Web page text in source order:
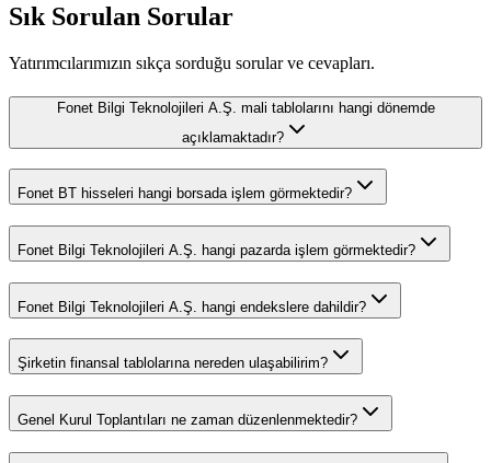
Sık Sorulan Sorular
Yatırımcılarımızın sıkça sorduğu sorular ve cevapları.
Fonet Bilgi Teknolojileri A.Ş. mali tablolarını hangi dönemde
açıklamaktadır?
Fonet BT hisseleri hangi borsada işlem görmektedir?
Fonet Bilgi Teknolojileri A.Ş. hangi pazarda işlem görmektedir?
Fonet Bilgi Teknolojileri A.Ş. hangi endekslere dahildir?
Şirketin finansal tablolarına nereden ulaşabilirim?
Genel Kurul Toplantıları ne zaman düzenlenmektedir?